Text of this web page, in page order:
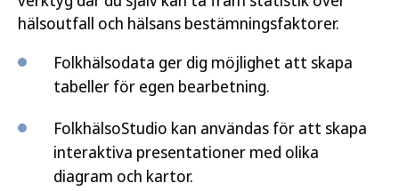
hälsoutfall och hälsans bestämningsfaktorer.
Folkhälsodata ger dig möjlighet att skapa
tabeller för egen bearbetning.
FolkhälsoStudio kan användas för att skapa
interaktiva presentationer med olika
diagram och kartor.